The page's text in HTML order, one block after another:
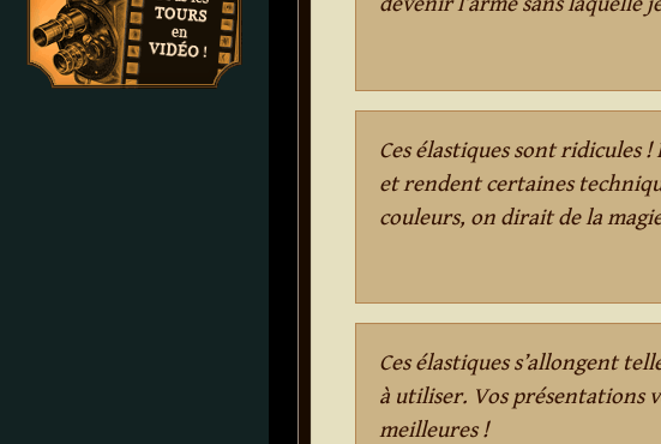
Ces élastiques sont ridicules
et rendent certaines
couleurs, on dirait de la
Ces élastiques s’allongent
à utiliser. Vos présentations
meilleures !